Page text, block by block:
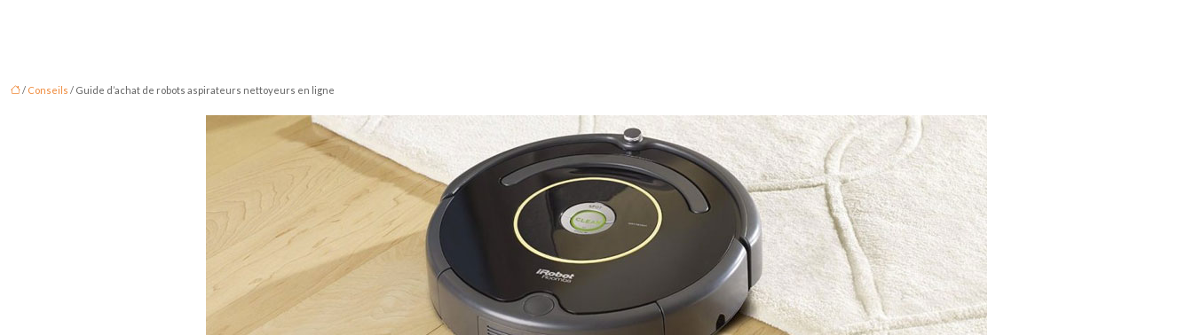
/ Conseils / Guide d’achat de robots aspirateurs nettoyeurs en ligne